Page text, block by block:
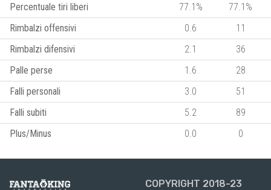
Percentuale tiri liberi
77.1%
77.1%
Rimbalzi offensivi
0.6
11
Rimbalzi difensivi
2.1
36
Palle perse
1.6
28
Falli personali
3.0
51
Falli subiti
5.2
89
Plus/Minus
0.0 0
COPYRIGHT 2018-23